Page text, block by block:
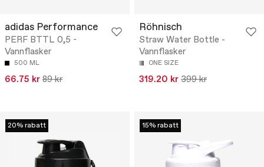
adidas Performance
PERF BTTL 0,5 -
Vannflasker
500 ML
66.75 kr 89 kr
Röhnisch
Straw Water Bottle -
Vannflasker
ONE SIZE
319.20 kr 399 kr
20% rabatt 15% rabatt